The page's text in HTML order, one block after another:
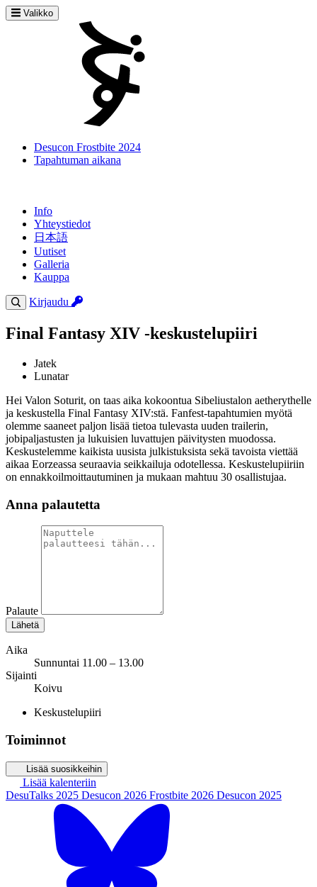
Valikko
Desucon Frostbite 2024
Tapahtuman aikana
Info
Yhteystiedot
日本語
Uutiset
Galleria
Kauppa
Kirjaudu
Final Fantasy XIV -keskustelupiiri
Jatek
Lunatar
Hei Valon Soturit, on taas aika kokoontua Sibeliustalon aetherythelle
ja keskustella Final Fantasy XIV:stä. Fanfest-tapahtumien myötä
olemme saaneet paljon lisää tietoa tulevasta uuden trailerin,
jobipaljastusten ja lukuisien luvattujen päivitysten muodossa.
Keskustelemme kaikista uusista julkistuksista sekä tavoista viettää
aikaa Eorzeassa seuraavia seikkailuja odotellessa. Keskustelupiiriin
on ennakkoilmoittautuminen ja mukaan mahtuu 30 osallistujaa.
Anna palautetta
Palaute
Lähetä
Aika
Sunnuntai 11.00 – 13.00
Sijainti
Koivu
Keskustelupiiri
Toiminnot
Lisää suosikkeihin
Lisää kalenteriin
DesuTalks 2025 Desucon 2026 Frostbite 2026 Desucon 2025